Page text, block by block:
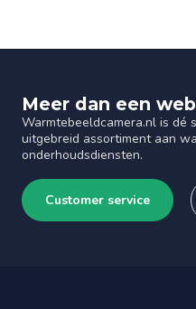
Meer dan een
Warmtebeeldcamera.nl is dé
uitgebreid assortiment aan
onderhoudsdiensten.
Customer service